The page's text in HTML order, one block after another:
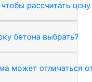
рассчитать
бетона выбрать?
может отличаться